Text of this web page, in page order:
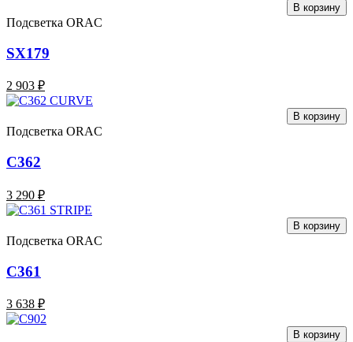
В корзину
Подсветка ORAC
SX179
2 903 ₽
В корзину
Подсветка ORAC
C362
3 290 ₽
В корзину
Подсветка ORAC
C361
3 638 ₽
В корзину